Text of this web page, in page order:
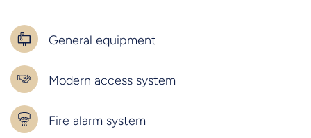
General equipment
Modern access system
Fire alarm system